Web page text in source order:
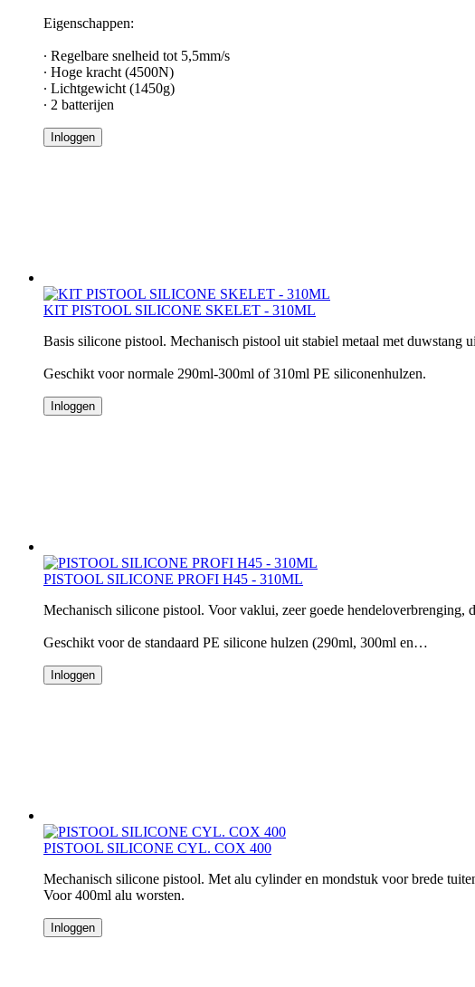
Eigenschappen:
∙ Regelbare snelheid tot 5,5mm/s
∙ Hoge kracht (4500N)
∙ Lichtgewicht (1450g)
∙ 2 batterijen
Inloggen
KIT PISTOOL SILICONE SKELET - 310ML
Basis silicone pistool. Mechanisch pistool uit stabiel metaal met duwstang
Geschikt voor normale 290ml-300ml of 310ml PE siliconenhulzen.
Inloggen
PISTOOL SILICONE PROFI H45 - 310ML
Mechanisch silicone pistool. Voor vaklui, zeer goede
Geschikt voor de standaard PE silicone hulzen (290ml, 300ml en…
Inloggen
PISTOOL SILICONE CYL. COX 400
Mechanisch silicone pistool. Met alu cylinder en mondstuk voor brede
Voor 400ml alu worsten.
Inloggen